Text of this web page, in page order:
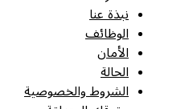
نبذة عنا
الوظائف
الأمان
الحالة
الشروط والخصوصية